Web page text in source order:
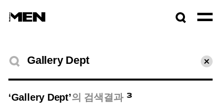
검색결과
초기
‘Gallery Dept’의 검색결과 3